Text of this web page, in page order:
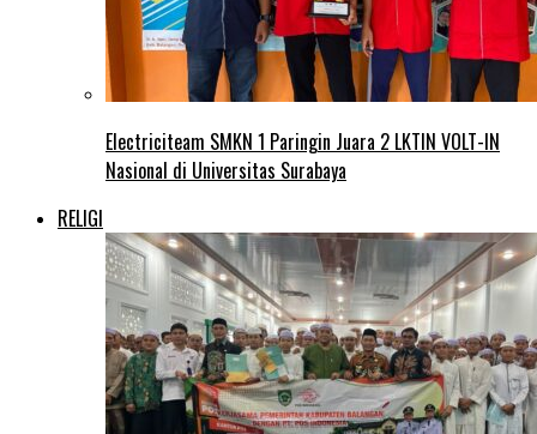
Electriciteam SMKN 1 Paringin Juara 2 LKTIN VOLT-IN
Nasional di Universitas Surabaya
RELIGI